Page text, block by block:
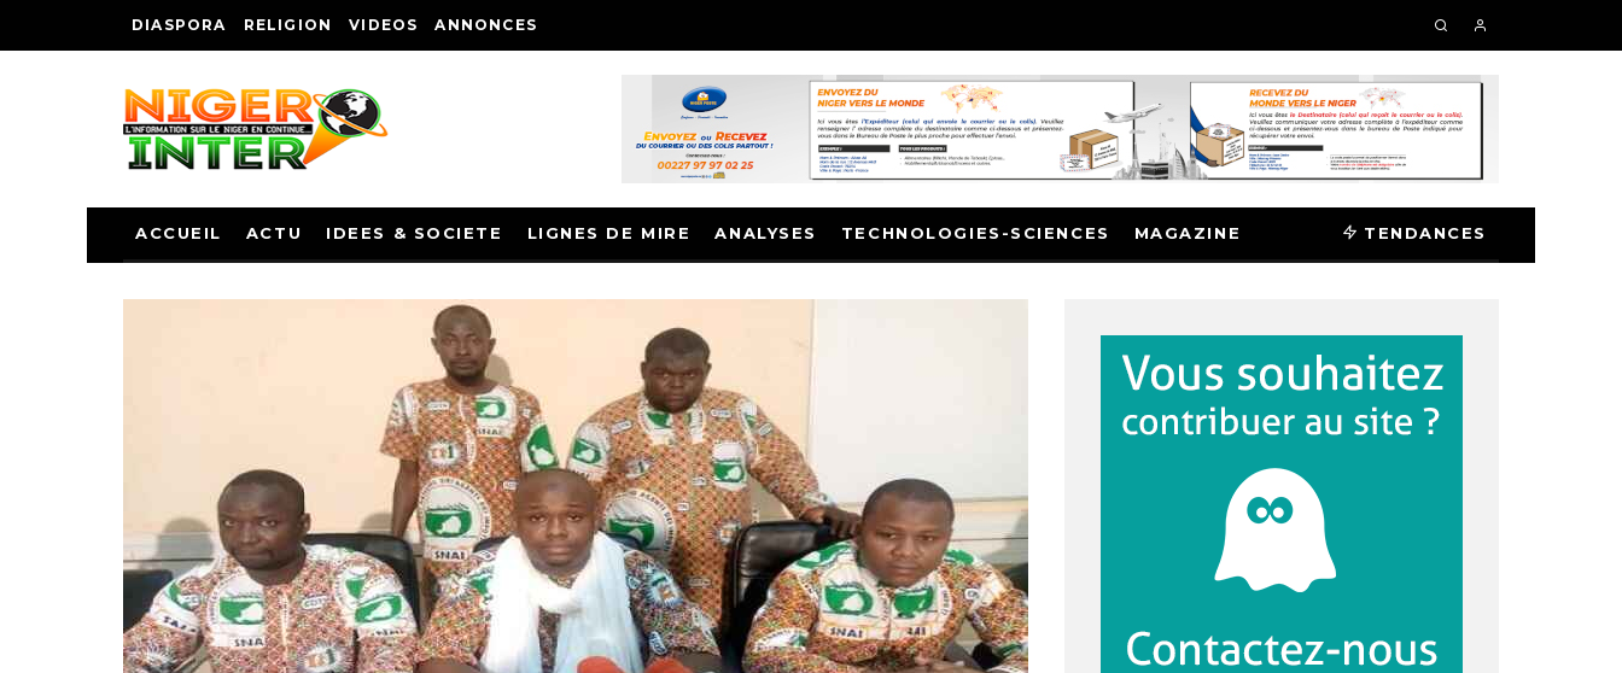
DIASPORA RELIGION VIDEOS ANNONCES
ACCUEIL ACTU IDEES & SOCIETE LIGNES DE MIRE ANALYSES TECHNOLOGIES-SCIENCES MAGAZINE TENDANCES